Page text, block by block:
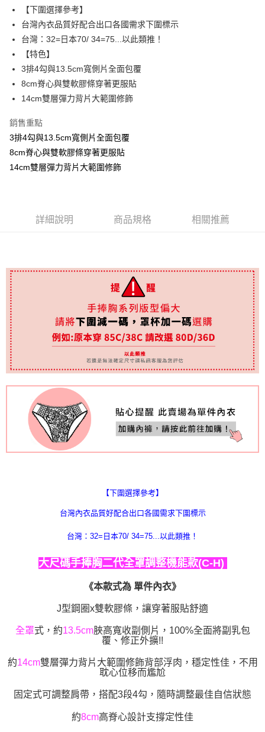
ATM付款
運送方式
全家取貨付款
每筆NT$60，滿NT$999(含以上)免運費
付款後全家取貨
每筆NT$60，滿NT$999(含以上)免運費
付款後7-11取貨
每筆NT$80，滿NT$999(含以上)免運費
【下圍選擇參考】
台灣內衣品質好配合出口各國需求下圍標示
台灣：32=日本70/ 34=75...以此類推！
【特色】
3排4勾與13.5cm寬側片全面包覆
8cm脊心與雙軟膠條穿著更服貼
14cm雙層彈力背片大範圍修飾
銷售重點
3排4勾與13.5cm寬側片全面包覆
8cm脊心與雙軟膠條穿著更服貼
14cm雙層彈力背片大範圍修飾
詳細說明 商品規格 相關推薦
【下圍選擇參考】
台灣內衣品質好配合出口各國需求下圍標示
台灣：32=日本70/ 34=75...以此類推！
大尺碼手捧胸二代全罩調整機能款(C-H)
《本款式為 單件內衣》
J型鋼圈x雙軟膠條，讓穿著服貼舒適
全罩式，約13.5cm脥高寬收副側片，100%全面將副乳包
覆、修正外擴!!
約14cm雙層彈力背片大範圍修飾背部浮肉，穩定性佳，不用
耽心位移而尷尬
固定式可調整肩帶，搭配3段4勾，隨時調整最佳自信狀態
約8cm高脊心設計支撐定性佳